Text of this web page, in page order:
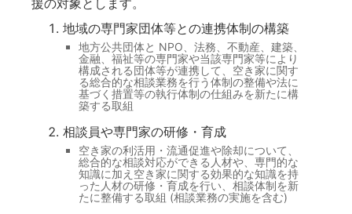
地域の専門家団体等との連携体制の構築
地方公共団体と NPO、法務、不動産、建築、
金融、福祉等の専門家や当該専門家等により
構成される団体等が連携して、空き家に関す
る総合的な相談業務を行う体制の整備や法に
基づく措置等の執行体制の仕組みを新たに構
築する取組
相談員や専門家の研修・育成
空き家の利活用・流通促進や除却について、
総合的な相談対応ができる人材や、専門的な
知識に加え空き家に関する効果的な知識を持
った人材の研修・育成を行い、相談体制を新
たに整備する取組 (相談業務の実施を含む)